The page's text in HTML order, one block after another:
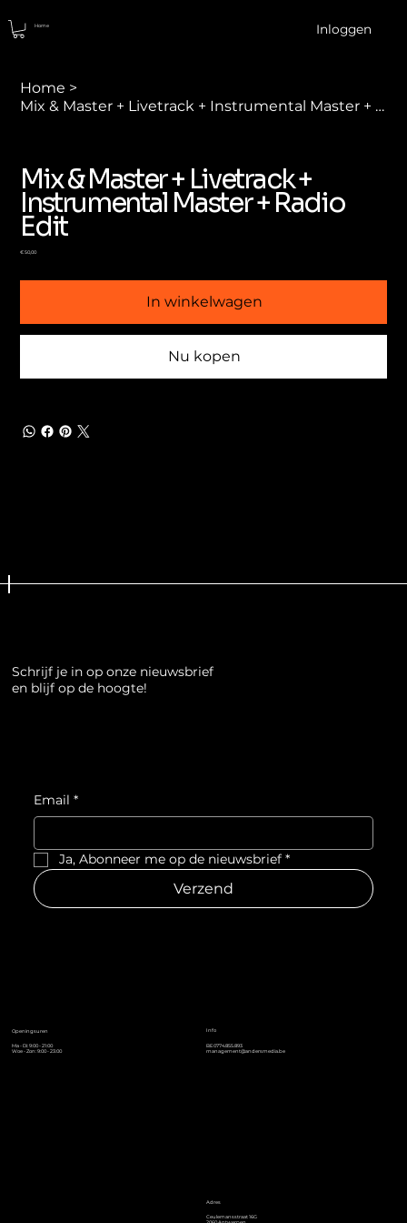
Home Inloggen
Home >
Mix & Master + Livetrack + Instrumental Master + Radio Edit
Mix & Master + Livetrack +
Instrumental Master + Radio
Edit
Prijs
€ 50,00
In winkelwagen
Nu kopen
Schrijf je in op onze nieuwsbrief
en blijf op de hoogte!
Email *
Ja, Abonneer me op de nieuwsbrief *
Verzend
Info
BE0774.855.893
management@andersmedia.be
Openingsuren
Ma - Di: 9:00 - 21:00
Woe - Zon: 9:00 - 23:00
Adres
Ceulemansstraat 16G